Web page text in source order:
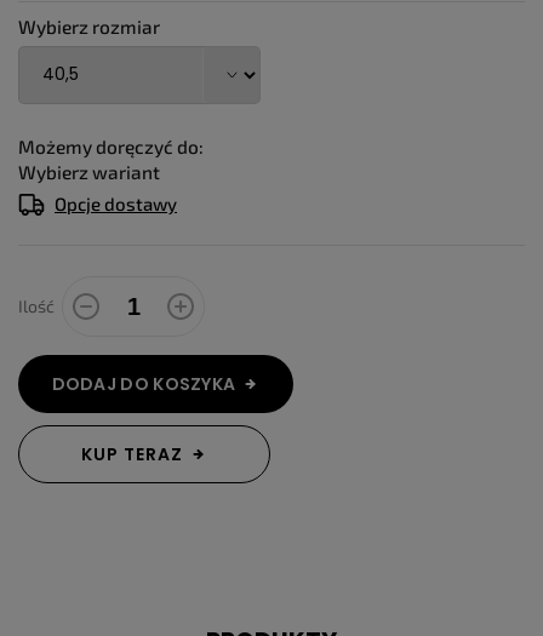
Wybierz rozmiar
Możemy doręczyć do:
Wybierz wariant
Opcje dostawy
Ilość
DODAJ DO KOSZYKA
KUP TERAZ